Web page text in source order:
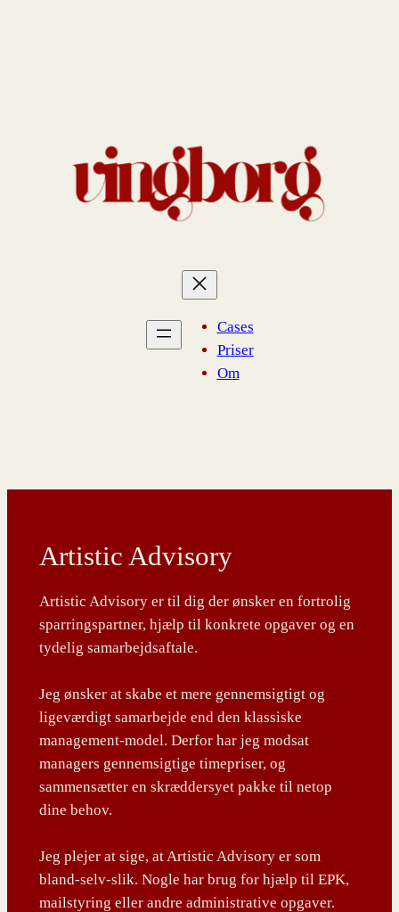
Cases
Priser
Om
Artistic Advisory
Artistic Advisory er til dig der ønsker en fortrolig
sparringspartner, hjælp til konkrete opgaver og en
tydelig samarbejdsaftale.
Jeg ønsker at skabe et mere gennemsigtigt og
ligeværdigt samarbejde end den klassiske
management-model. Derfor har jeg modsat
managers gennemsigtige timepriser, og
sammensætter en skræddersyet pakke til netop
dine behov.
Jeg plejer at sige, at Artistic Advisory er som
bland-selv-slik. Nogle har brug for hjælp til EPK,
mailstyring eller andre administrative opgaver.